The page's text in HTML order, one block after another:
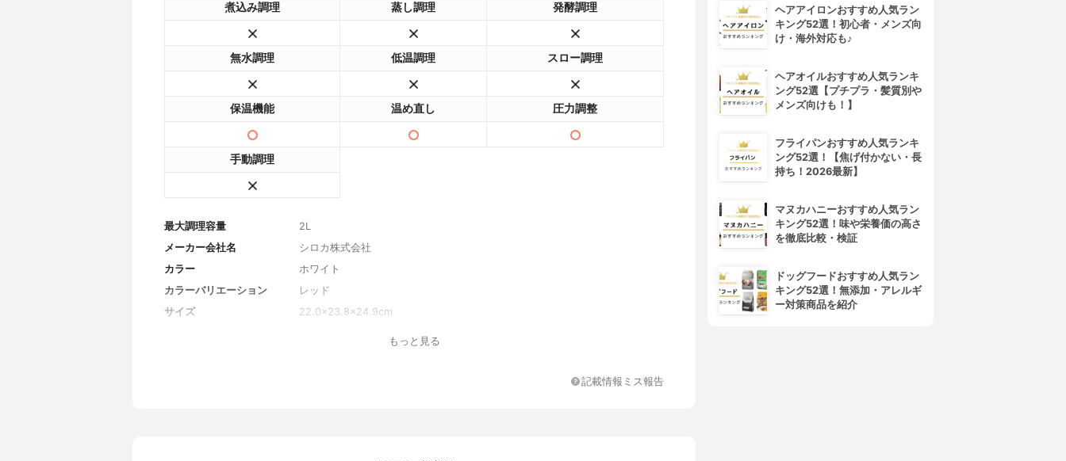
煮込み調理 蒸し調理 発酵調理
無水調理 低温調理 スロー調理
保温機能 温め直し 圧力調整
手動調理
最大調理容量
2L
メーカー会社名
シロカ株式会社
カラー
ホワイト
カラーバリエーション
レッド
サイズ
22.0×23.8×24.9cm
もっと見る
記載情報ミス報告
ヘアアイロンおすすめ人気ラン
キング52選！初心者・メンズ向
け・海外対応も♪
ヘアオイルおすすめ人気ランキ
ング52選【プチプラ・髪質別や
メンズ向けも！】
フライパンおすすめ人気ランキ
ング52選！【焦げ付かない・長
持ち！2026最新】
マヌカハニーおすすめ人気ラン
キング52選！味や栄養価の高さ
を徹底比較・検証
ドッグフードおすすめ人気ラン
キング52選！無添加・アレルギ
ー対策商品を紹介